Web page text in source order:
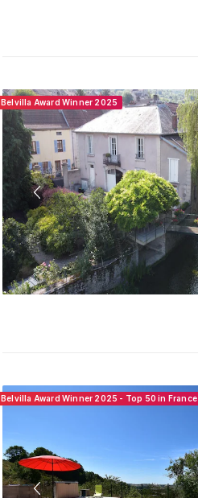
Belvilla Award Winner 2025
Belvilla Award Winner 2025 - Top 50 in France